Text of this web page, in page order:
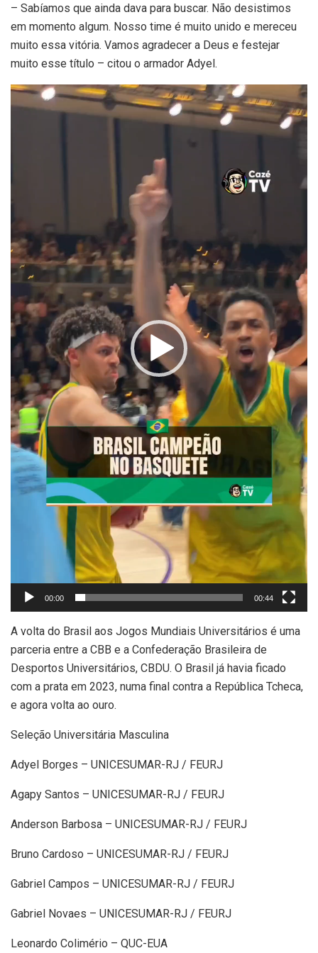
– Sabíamos que ainda dava para buscar. Não desistimos
em momento algum. Nosso time é muito unido e mereceu
muito essa vitória. Vamos agradecer a Deus e festejar
muito esse título – citou o armador Adyel.
Tocador
de
00:00 00:44
A volta do Brasil aos Jogos Mundiais Universitários é uma
parceria entre a CBB e a Confederação Brasileira de
Desportos Universitários, CBDU. O Brasil já havia ficado
com a prata em 2023, numa final contra a República Tcheca,
e agora volta ao ouro.
Seleção Universitária Masculina
Adyel Borges – UNICESUMAR-RJ / FEURJ
Agapy Santos – UNICESUMAR-RJ / FEURJ
Anderson Barbosa – UNICESUMAR-RJ / FEURJ
Bruno Cardoso – UNICESUMAR-RJ / FEURJ
Gabriel Campos – UNICESUMAR-RJ / FEURJ
Gabriel Novaes – UNICESUMAR-RJ / FEURJ
Leonardo Colimério – QUC-EUA